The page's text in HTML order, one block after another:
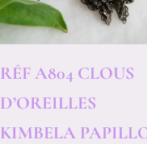
RÉF A804 CLOUS
D’OREILLES
KIMBELA